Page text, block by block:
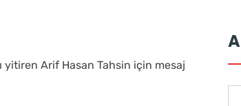
yitiren Arif Hasan Tahsin için mesaj